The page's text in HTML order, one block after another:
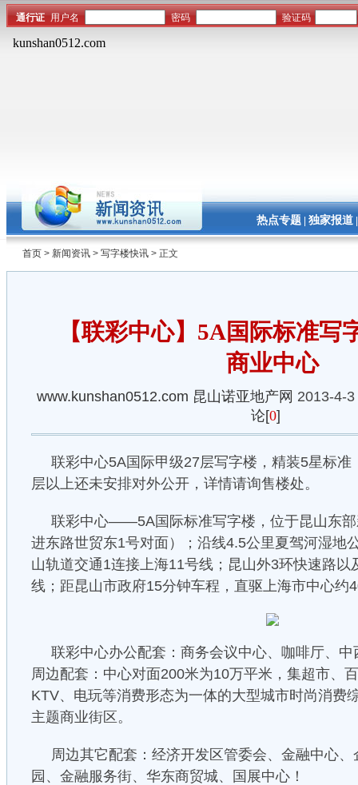
热点专题| 独家报道
首页 > 新闻资讯 > 写字楼快讯 > 正文
【联彩中心】5A国际标准写
商业中心
www.kunshan0512.com 昆山诺亚地产网 2013-4-
论[0]
联彩中心5A国际甲级27层写字楼，精装5星标准
层以上还未安排对外公开，详情请询售楼处。
联彩中心——5A国际标准写字楼，位于昆山东
进东路世贸东1号对面）；沿线4.5公里夏驾河湿地
山轨道交通1连接上海11号线；昆山外3环快速路以
线；距昆山市政府15分钟车程，直驱上海市中心约
联彩中心办公配套：商务会议中心、咖啡厅、
周边配套：中心对面200米为10万平米，集超市、
KTV、电玩等消费形态为一体的大型城市时尚消费
主题商业街区。
周边其它配套：经济开发区管委会、金融中心
园、金融服务街、华东商贸城、国展中心！